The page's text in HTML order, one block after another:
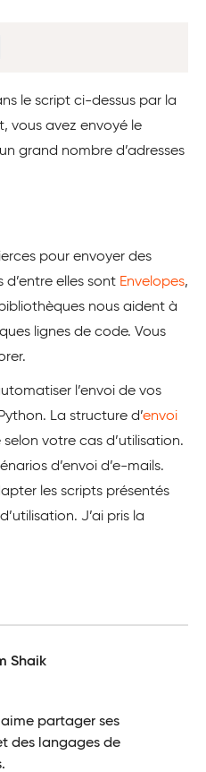
le script ci-dessus par la
vous avez envoyé le
grand nombre d’adresses
pour envoyer des
elles sont Envelopes,
nous aident à
lignes de code. Vous
l’envoi de vos
La structure d’envoi
votre cas d’utilisation.
d’envoi d’e-mails.
les scripts présentés
J’ai pris la
Shaik
partager ses
des langages de